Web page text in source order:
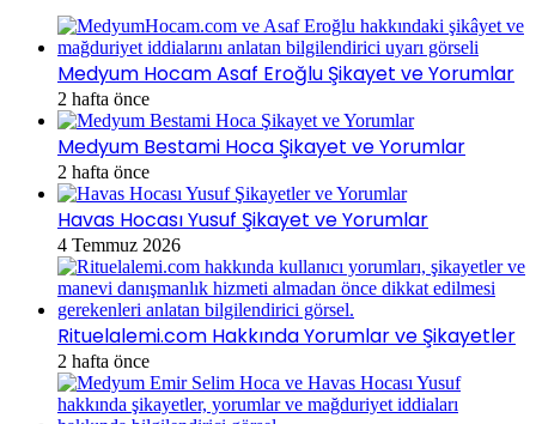
Medyum Hocam Asaf Eroğlu Şikayet ve Yorumlar
2 hafta önce
Medyum Bestami Hoca Şikayet ve Yorumlar
2 hafta önce
Havas Hocası Yusuf Şikayet ve Yorumlar
4 Temmuz 2026
Rituelalemi.com Hakkında Yorumlar ve Şikayetler
2 hafta önce